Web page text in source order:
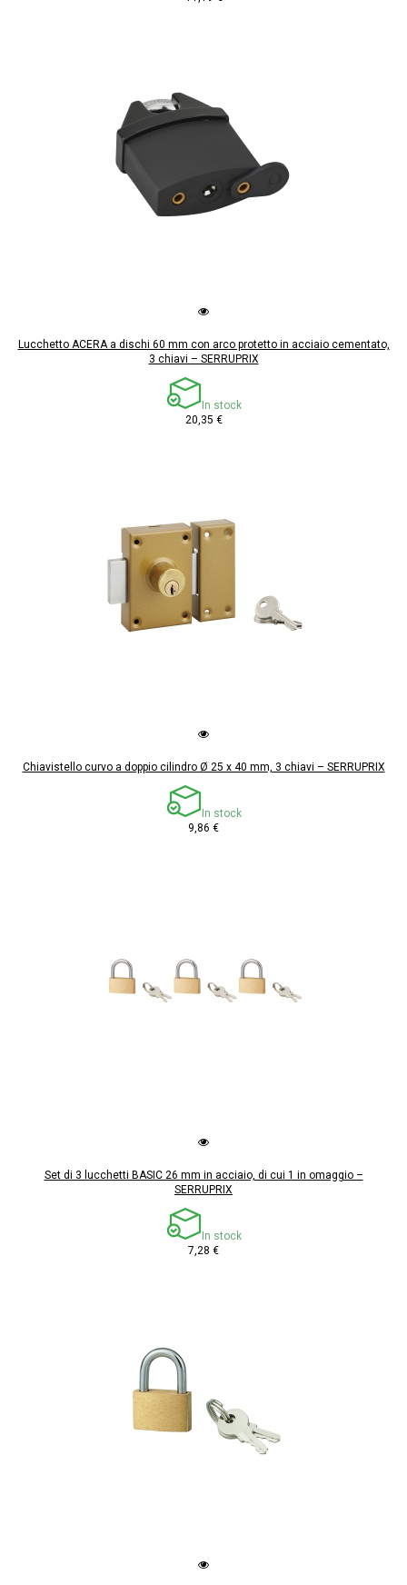
Lucchetto ACERA a dischi 60 mm con arco protetto in acciaio cementato,
3 chiavi – SERRUPRIX
In stock
20,35 €
Chiavistello curvo a doppio cilindro Ø 25 x 40 mm, 3 chiavi – SERRUPRIX
In stock
9,86 €
Set di 3 lucchetti BASIC 26 mm in acciaio, di cui 1 in omaggio –
SERRUPRIX
In stock
7,28 €